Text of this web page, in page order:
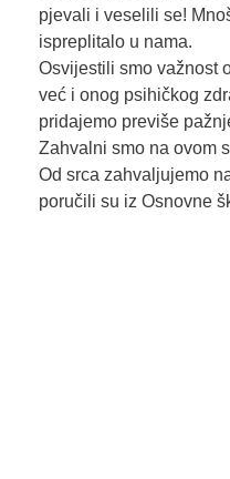
pjevali i veselili se!
ispreplitalo u nama.
Osvijestili smo važnost
već i onog psihičkog
pridajemo previše
Zahvalni smo na ovom
Od srca zahvaljujemo
poručili su iz Osnovne